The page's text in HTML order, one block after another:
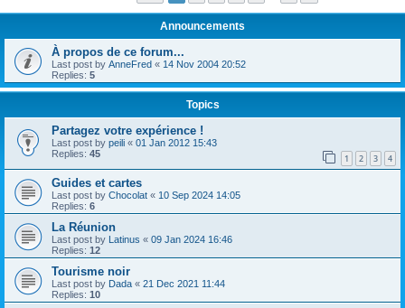
Announcements
À propos de ce forum...
Last post by AnneFred « 14 Nov 2004 20:52
Replies: 5
Topics
Partagez votre expérience !
Last post by peili « 01 Jan 2012 15:43
Replies: 45 1 2 3 4
Guides et cartes
Last post by Chocolat « 10 Sep 2024 14:05
Replies: 6
La Réunion
Last post by Latinus « 09 Jan 2024 16:46
Replies: 12
Tourisme noir
Last post by Dada « 21 Dec 2021 11:44
Replies: 10